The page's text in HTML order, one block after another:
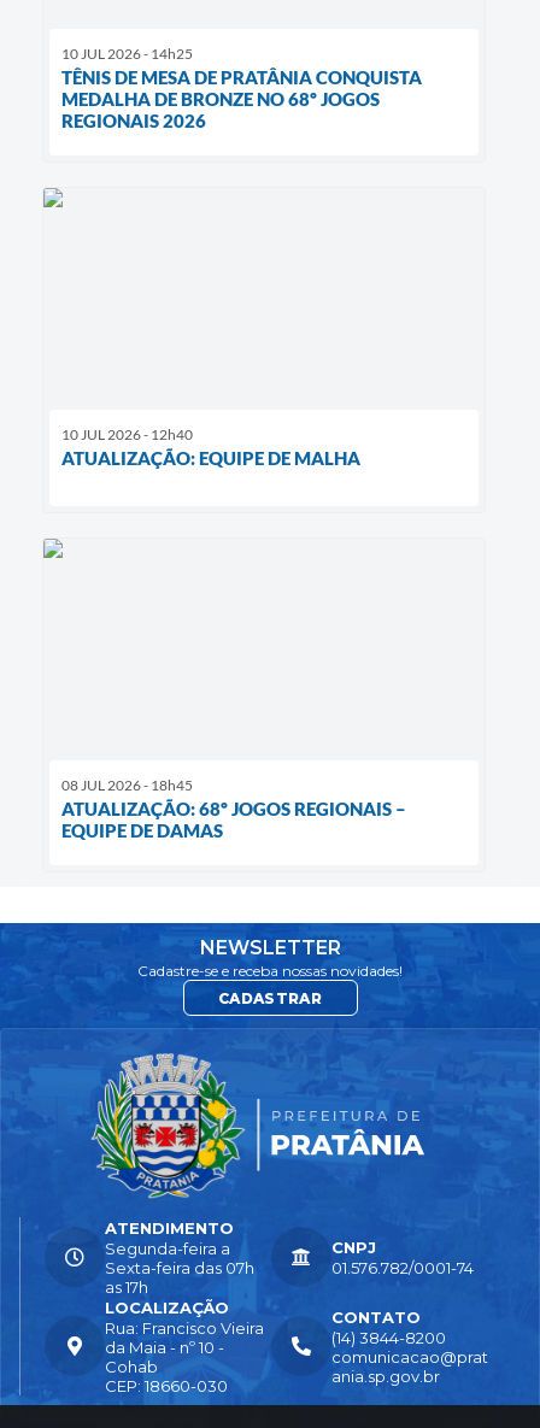
10 JUL 2026 - 14h25
TÊNIS DE MESA DE PRATÂNIA CONQUISTA
MEDALHA DE BRONZE NO 68º JOGOS
REGIONAIS 2026
10 JUL 2026 - 12h40
ATUALIZAÇÃO: EQUIPE DE MALHA
08 JUL 2026 - 18h45
ATUALIZAÇÃO: 68º JOGOS REGIONAIS –
EQUIPE DE DAMAS
NEWSLETTER
Cadastre-se e receba nossas novidades!
CADASTRAR
LOCALIZAÇÃO
Rua: Francisco Vieira
da Maia - nº 10 -
Cohab
CEP: 18660-030
CONTATO
(14) 3844-8200
comunicacao@prat
ania.sp.gov.br
ATENDIMENTO
Segunda-feira a
Sexta-feira das 07h
as 17h
CNPJ
01.576.782/0001-74